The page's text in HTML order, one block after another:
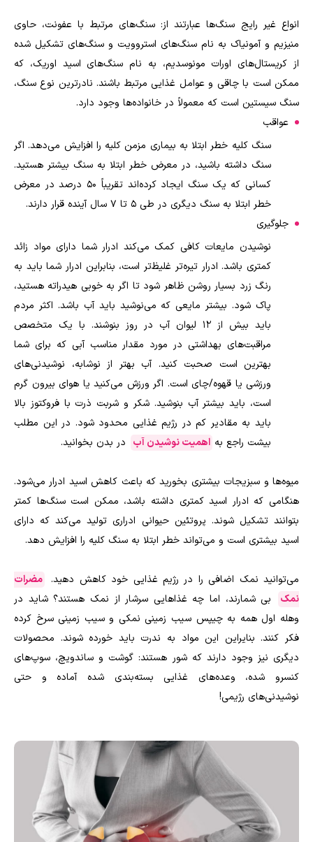
انواع غیر رایج سنگ‌ها عبارتند از: سنگ‌های مرتبط با عفونت، حاوی
منیزیم و آمونیاک به نام سنگ‌های استروویت و سنگ‌های تشکیل شده
از کریستال‌های اورات مونوسدیم، به نام سنگ‌های اسید اوریک، که
ممکن است با چاقی و عوامل غذایی مرتبط باشند. نادرترین نوع سنگ،
سنگ سیستین است که معمولاً در خانواده‌ها وجود دارد.
عواقب
سنگ کلیه خطر ابتلا به بیماری مزمن کلیه را افزایش می‌دهد. اگر
سنگ داشته باشید، در معرض خطر ابتلا به سنگ بیشتر هستید.
کسانی که یک سنگ ایجاد کرده‌اند تقریباً 50 درصد در معرض
خطر ابتلا به سنگ دیگری در طی 5 تا 7 سال آینده قرار دارند.
جلوگیری
نوشیدن مایعات کافی کمک می‌کند ادرار شما دارای مواد زائد
کمتری باشد. ادرار تیره‌تر غلیظ‌تر است، بنابراین ادرار شما باید به
رنگ زرد بسیار روشن ظاهر شود تا اگر به خوبی هیدراته هستید،
پاک شود. بیشتر مایعی که می‌نوشید باید آب باشد. اکثر مردم
باید بیش از 12 لیوان آب در روز بنوشند. با یک متخصص
مراقبت‌های بهداشتی در مورد مقدار مناسب آبی که برای شما
بهترین است صحبت کنید. آب بهتر از نوشابه، نوشیدنی‌های
ورزشی یا قهوه/چای است. اگر ورزش می‌کنید یا هوای بیرون گرم
است، باید بیشتر آب بنوشید. شکر و شربت ذرت با فروکتوز بالا
باید به مقادیر کم در رژیم غذایی محدود شود. در این مطلب
بیشت راجع به اهمیت نوشیدن آب در بدن بخوانید.
میوه‌ها و سبزیجات بیشتری بخورید که باعث کاهش اسید ادرار می‌شود.
هنگامی که ادرار اسید کمتری داشته باشد، ممکن است سنگ‌ها کمتر
بتوانند تشکیل شوند. پروتئین حیوانی ادراری تولید می‌کند که دارای
اسید بیشتری است و می‌تواند خطر ابتلا به سنگ کلیه را افزایش دهد.
می‌توانید نمک اضافی را در رژیم غذایی خود کاهش دهید. مضرات
نمک
بی شمارند، اما چه غذاهایی سرشار از نمک هستند؟ شاید در
وهله اول همه به چیپس سیب زمینی نمکی و سیب زمینی سرخ کرده
فکر کنند. بنایراین این مواد به ندرت باید خورده شوند. محصولات
دیگری نیز وجود دارند که شور هستند: گوشت و ساندویچ، سوپ‌های
کنسرو شده، وعده‌های غذایی بسته‌بندی شده آماده و حتی
نوشیدنی‌های رژیمی!